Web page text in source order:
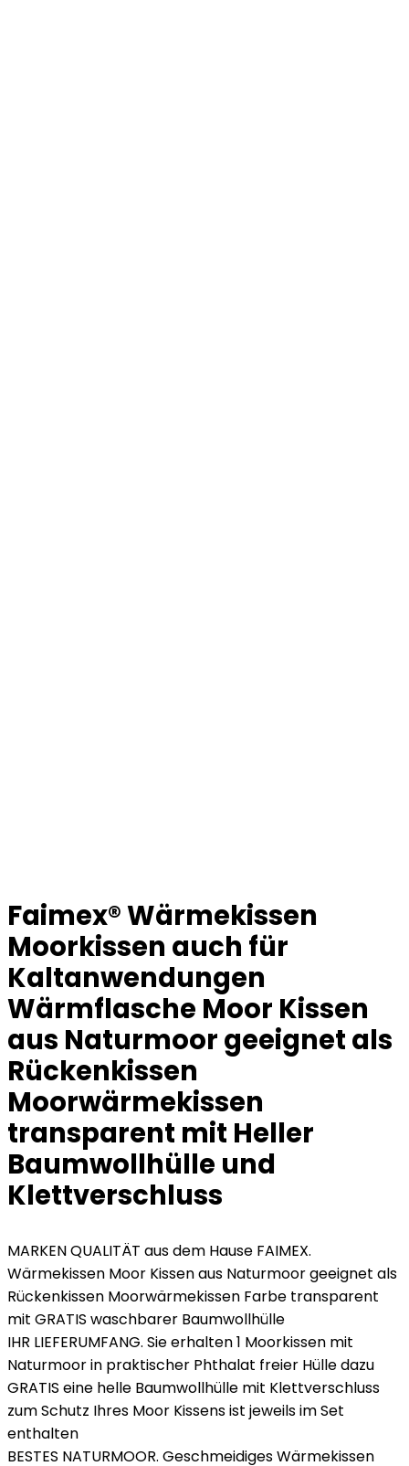
Faimex® Wärmekissen
Moorkissen auch für
Kaltanwendungen
Wärmflasche Moor Kissen
aus Naturmoor geeignet als
Rückenkissen
Moorwärmekissen
transparent mit Heller
Baumwollhülle und
Klettverschluss
MARKEN QUALITÄT aus dem Hause FAIMEX.
Wärmekissen Moor Kissen aus Naturmoor geeignet als
Rückenkissen Moorwärmekissen Farbe transparent
mit GRATIS waschbarer Baumwollhülle
IHR LIEFERUMFANG. Sie erhalten 1 Moorkissen mit
Naturmoor in praktischer Phthalat freier Hülle dazu
GRATIS eine helle Baumwollhülle mit Klettverschluss
zum Schutz Ihres Moor Kissens ist jeweils im Set
enthalten
BESTES NATURMOOR. Geschmeidiges Wärmekissen